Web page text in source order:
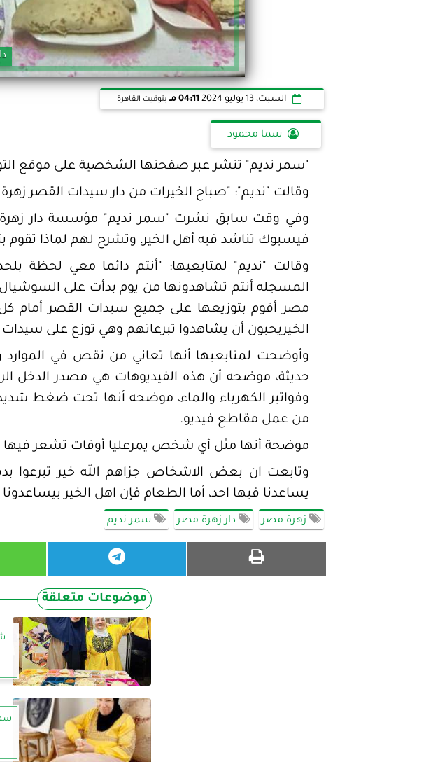
السبت، 13 يوليو 2024 04:11 مـ بتوقيت القاهرة
سما محمود
"سمر نديم" تنشر عبر صفحتها الشخصية على موقع
وقالت "نديم": "صباح الخيرات من دار سيدات القصر
وفي وقت سابق نشرت "سمر نديم" مؤسسة دار زهرة
فيسبوك تناشد فيه أهل الخير، وتشرح لهم لماذا تقوم
وقالت "نديم" لمتابعيها: "أنتم دائما معي لحظة
المسجله أنتم تشاهدونها من يوم بدأت على السوشيال
مصر أقوم بتوزيعها على جميع سيدات القصر أمام كل
الخيريحبون أن يشاهدوا تبرعاتهم وهي توزع على
وأوضحت لمتابعيها أنها تعاني من نقص في الموارد
حديثة، موضحه أن هذه الفيديوهات هي مصدر الدخل
وفواتير الكهرباء والماء، موضحه أنها تحت ضغط
من عمل مقاطع فيديو.
موضحة أنها مثل أي شخص يمرعليا أوقات تشعر فيها
وتابعت ان بعض الاشخاص جزاهم الله خير تبرعوا
يساعدنا فيها احد، أما الطعام فإن اهل الخير
زهرة مصر دار زهرة مصر سمر نديم
موضوعات متعلقة